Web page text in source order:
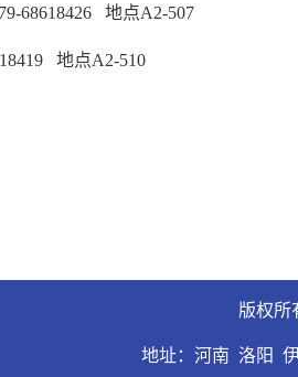
68618426 地点A2-507
地点A2-510
版权所
地址：河南 洛阳